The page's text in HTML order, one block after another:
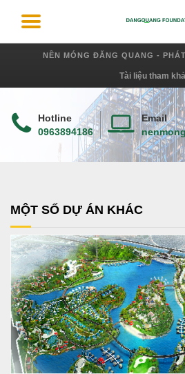
NỀN MÓNG ĐĂNG QUANG -
Tài liệu tham
Hotline
0963894186
Email
MỘT SỐ DỰ ÁN KHÁC